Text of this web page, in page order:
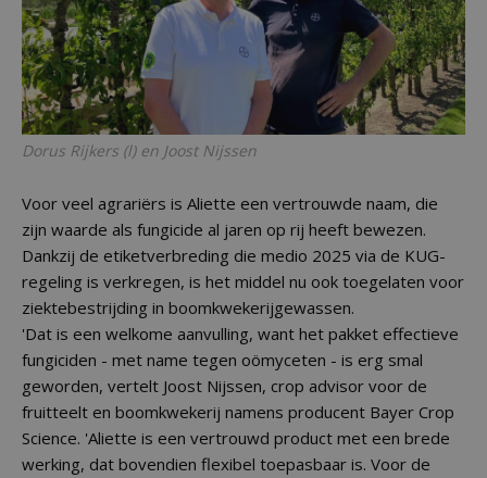
Dorus Rijkers (l) en Joost Nijssen
Voor veel agrariërs is Aliette een vertrouwde naam, die
zijn waarde als fungicide al jaren op rij heeft bewezen.
Dankzij de etiketverbreding die medio 2025 via de KUG-
regeling is verkregen, is het middel nu ook toegelaten voor
ziektebestrijding in boomkwekerijgewassen.
'Dat is een welkome aanvulling, want het pakket effectieve
fungiciden - met name tegen oömyceten - is erg smal
geworden, vertelt Joost Nijssen, crop advisor voor de
fruitteelt en boomkwekerij namens producent Bayer Crop
Science. 'Aliette is een vertrouwd product met een brede
werking, dat bovendien flexibel toepasbaar is. Voor de